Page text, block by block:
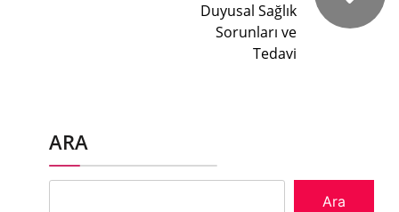
Duyusal Sağlık
Sorunları ve
Tedavi
ARA
Ara